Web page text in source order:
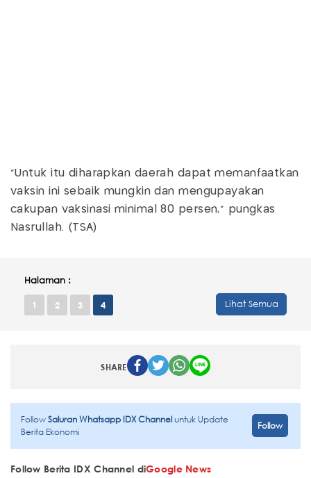
"Untuk itu diharapkan daerah dapat memanfaatkan
vaksin ini sebaik mungkin dan mengupayakan
cakupan vaksinasi minimal 80 persen," pungkas
Nasrullah. (TSA)
Halaman :
1 2 3 4 Lihat Semua
SHARE
FollowSaluran Whatsapp IDX Channeluntuk Update
Berita Ekonomi
Follow
Follow Berita IDX Channel diGoogle News